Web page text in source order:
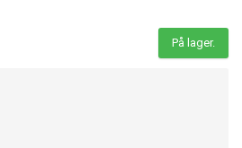
På lager.